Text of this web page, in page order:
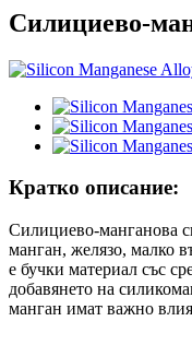
Силициево-
Кратко описание:
Силициево-манганова
манган, желязо, малко
е бучки материал със
добавянето на
манган имат важно